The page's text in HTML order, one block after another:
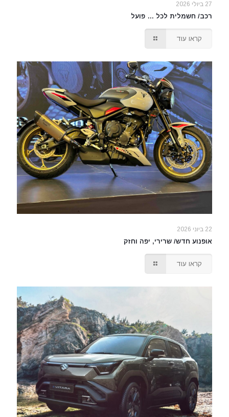
27 ביולי 2026
רכב/ חשמלית לכל … פועל
קראו עוד
22 ביוני 2026
אופנוע חדש/ שרירי, יפה וחזק
קראו עוד